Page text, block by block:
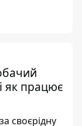
як працює
своєрідну